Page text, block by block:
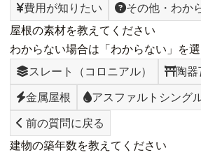
費用が知りたい
その他・わか
屋根の素材を教えてください
わからない場合は「わからない」を
スレート（コロニアル）
陶
金属屋根 アスファルトシング
前の質問に戻る
建物の築年数を教えてください